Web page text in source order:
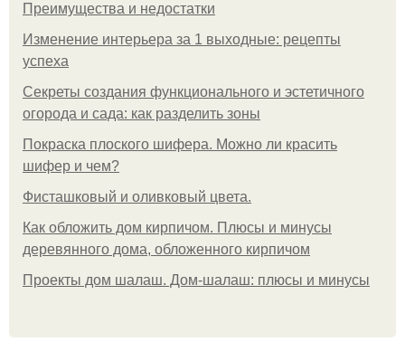
Преимущества и недостатки
Изменение интерьера за 1 выходные: рецепты
успеха
Секреты создания функционального и эстетичного
огорода и сада: как разделить зоны
Покраска плоского шифера. Можно ли красить
шифер и чем?
Фисташковый и оливковый цвета.
Как обложить дом кирпичом. Плюсы и минусы
деревянного дома, обложенного кирпичом
Проекты дом шалаш. Дом-шалаш: плюсы и минусы